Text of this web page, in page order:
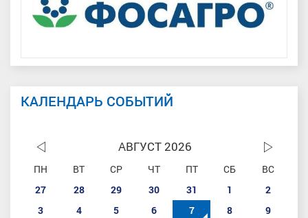
КАЛЕНДАРЬ СОБЫТИЙ
АВГУСТ 2026
ПН ВТ СР ЧТ ПТ СБ
ВС
27
28 29 30 31 1
2
3
4 5 6 7 8
9